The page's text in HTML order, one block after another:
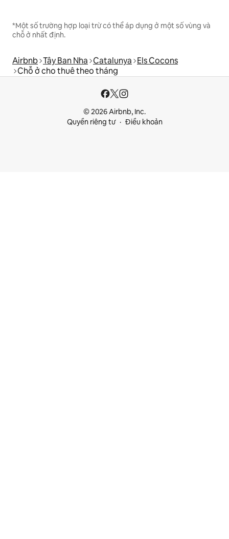
*Một số trường hợp loại trừ có thể áp dụng ở một số vùng và
chỗ ở nhất định.
Airbnb Tây Ban Nha Catalunya Els Cocons
Chỗ ở cho thuê theo tháng
© 2026 Airbnb, Inc.
Quyền riêng tư
Điều khoản